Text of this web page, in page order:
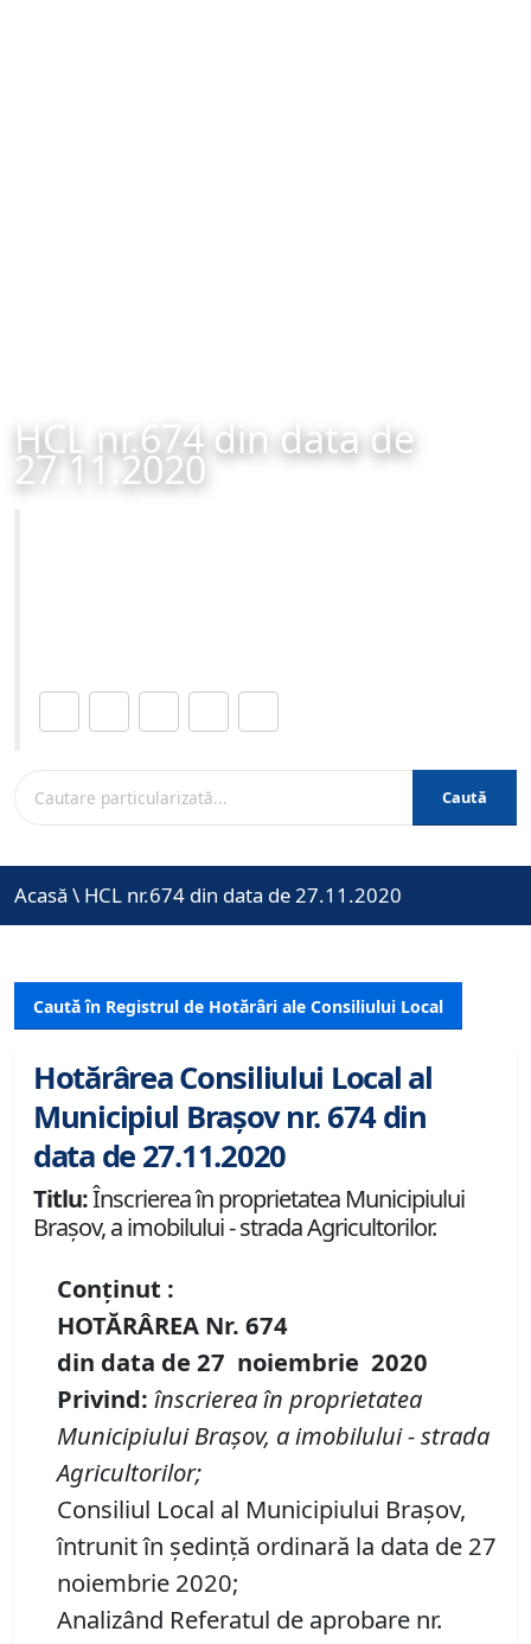
HCL nr.674 din data de
27.11.2020
Caută
Acasă \ HCL nr.674 din data de 27.11.2020
Caută în Registrul de Hotărâri ale Consiliului Local
Hotărârea Consiliului Local al
Municipiul Brașov nr. 674 din
data de 27.11.2020
Titlu:Înscrierea în proprietatea Municipiului
Braşov, a imobilului - strada Agricultorilor.
Conținut :
HOTĂRÂREA Nr. 674
din data de 27 noiembrie 2020
Privind: înscrierea în proprietatea
Municipiului Braşov, a imobilului-strada
Agricultorilor;
Consiliul Local al Municipiului Brașov,
întrunit în ședință ordinară la data de 27
noiembrie 2020;
Analizând Referatul de aprobare nr.